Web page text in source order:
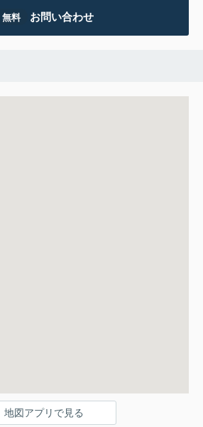
無料 お問い合わせ
地図アプリで見る